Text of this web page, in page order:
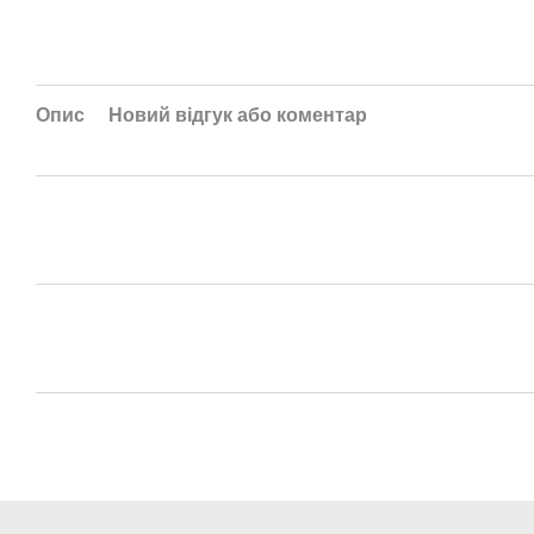
Опис Новий відгук або коментар